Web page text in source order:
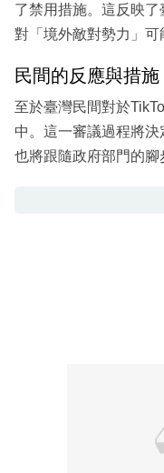
了禁用措施。這反映
對「境外敵對勢力」可
民間的反應與措施
至於臺灣民間對於
中。這一審議過程將
也將跟隨政府部門的腳